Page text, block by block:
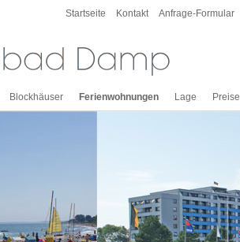
Startseite Kontakt Anfrage-Formular
Blockhäuser Ferienwohnungen Lage Preise